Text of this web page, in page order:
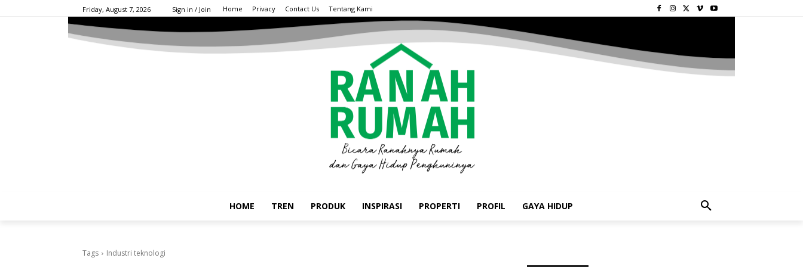
Friday, August 7, 2026 Sign in / Join Home Privacy Contact Us Tentang Kami
HOME TREN PRODUK INSPIRASI PROPERTI PROFIL GAYA HIDUP
Tags Industri teknologi